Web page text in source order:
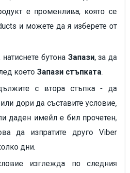
e променлива, която се
и можете да я изберете от
натиснете бутона Запази, за да
което Запази стъпката.
с втора стъпка - да
дори да съставите условие,
даден имейл е бил прочетен,
да изпратите друго Viber
дни.
изглежда по следния